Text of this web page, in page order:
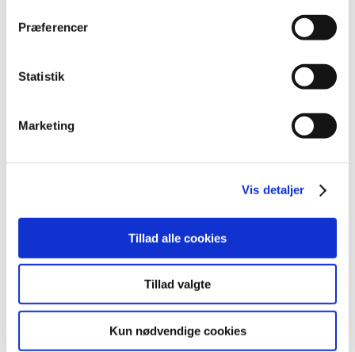
Præferencer
Statistik
Marketing
Vis detaljer
Tillad alle cookies
Tillad valgte
Kun nødvendige cookies
Alle (2506)
2026 (84)
2022 (197)
2015 (33)